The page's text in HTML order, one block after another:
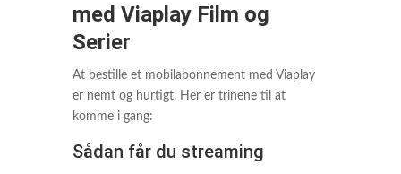
med Viaplay Film og
Serier
At bestille et mobilabonnement med Viaplay
er nemt og hurtigt. Her er trinene til at
komme i gang:
Sådan får du streaming